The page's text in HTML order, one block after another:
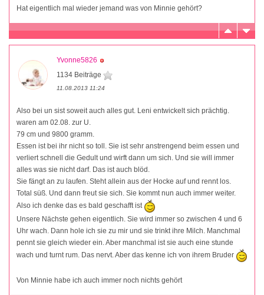
Hat eigentlich mal wieder jemand was von Minnie gehört?
Yvonne5826
1134 Beiträge
11.08.2013 11:24
Also bei un sist soweit auch alles gut. Leni entwickelt sich prächtig.
waren am 02.08. zur U.
79 cm und 9800 gramm.
Essen ist bei ihr nicht so toll. Sie ist sehr anstrengend beim essen und
verliert schnell die Gedult und wirft dann um sich. Und sie will immer
alles was sie nicht darf. Das ist auch blöd.
Sie fängt an zu laufen. Steht allein aus der Hocke auf und rennt los.
Total süß. Und dann freut sie sich. Sie kommt nun auch immer weiter.
Also ich denke das es bald geschafft ist
Unsere Nächste gehen eigentlich. Sie wird immer so zwischen 4 und 6
Uhr wach. Dann hole ich sie zu mir und sie trinkt ihre Milch. Manchmal
pennt sie gleich wieder ein. Aber manchmal ist sie auch eine stunde
wach und turnt rum. Das nervt. Aber das kenne ich von ihrem Bruder
Von Minnie habe ich auch immer noch nichts gehört